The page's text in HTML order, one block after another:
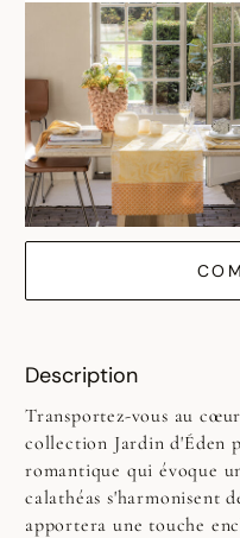
Description
Transportez-vous au
collection Jardin d'Éden
romantique qui évoque
calathéas s'harmonisent
apportera une touche